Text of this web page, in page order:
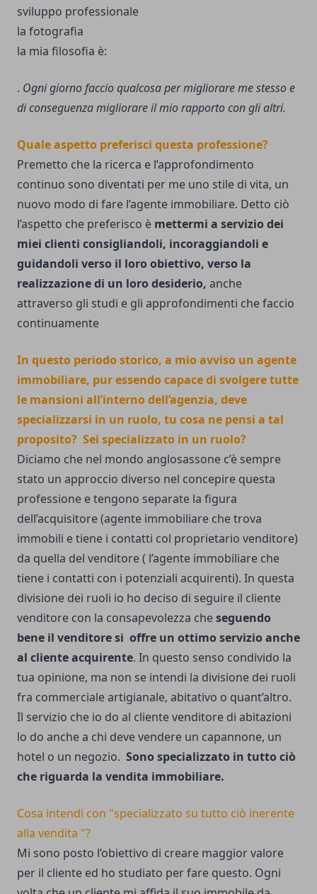
sviluppo professionale
la fotografia
la mia filosofia è:
. Ogni giorno faccio qualcosa per migliorare me stesso e
di conseguenza migliorare il mio rapporto con gli altri.
Quale aspetto preferisci questa professione?
Premetto che la ricerca e l’approfondimento
continuo sono diventati per me uno stile di vita, un
nuovo modo di fare l’agente immobiliare. Detto ciò
l’aspetto che preferisco è mettermi a servizio dei
miei clienti consigliandoli, incoraggiandoli e
guidandoli verso il loro obiettivo, verso la
realizzazione di un loro desiderio, anche
attraverso gli studi e gli approfondimenti che faccio
continuamente
In questo periodo storico, a mio avviso un agente
immobiliare, pur essendo capace di svolgere tutte
le mansioni all’interno dell’agenzia, deve
specializzarsi in un ruolo, tu cosa ne pensi a tal
proposito? Sei specializzato in un ruolo?
Diciamo che nel mondo anglosassone c’è sempre
stato un approccio diverso nel concepire questa
professione e tengono separate la figura
dell’acquisitore (agente immobiliare che trova
immobili e tiene i contatti col proprietario venditore)
da quella del venditore ( l’agente immobiliare che
tiene i contatti con i potenziali acquirenti). In questa
divisione dei ruoli io ho deciso di seguire il cliente
venditore con la consapevolezza cheseguendo
bene il venditore si offre un ottimo servizio anche
al cliente acquirente. In questo senso condivido la
tua opinione, ma non se intendi la divisione dei ruoli
fra commerciale artigianale, abitativo o quant’altro.
Il servizio che io do al cliente venditore di abitazioni
lo do anche a chi deve vendere un capannone, un
hotel o un negozio. Sono specializzato in tutto ciò
che riguarda la vendita immobiliare.
Cosa intendi con "specializzato su tutto ciò inerente
alla vendita "?
Mi sono posto l’obiettivo di creare maggior valore
per il cliente ed ho studiato per fare questo. Ogni